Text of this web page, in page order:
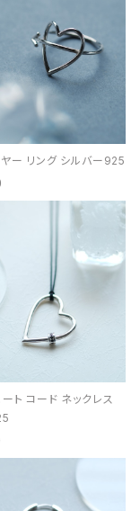
ー リング シルバー925
ト コード ネックレス